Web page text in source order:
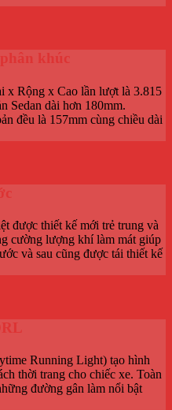
khúc
x Rộng x Cao lần lượt là 3.815
Sedan dài hơn 180mm.
đều là 157mm cùng chiều dài
được thiết kế mới trẻ trung và
cường lượng khí làm mát giúp
và sau cũng được tái thiết kế
Running Light) tạo hình
thời trang cho chiếc xe. Toàn
đường gân làm nổi bật